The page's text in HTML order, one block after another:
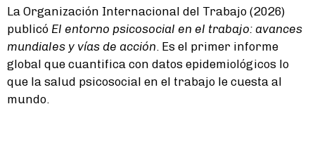
La Organización Internacional del Trabajo (2026)
publicó El entorno psicosocial en el trabajo: avances
mundiales y vías de acción . Es el primer informe
global que cuantifica con datos epidemiológicos lo
que la salud psicosocial en el trabajo le cuesta al
mundo.